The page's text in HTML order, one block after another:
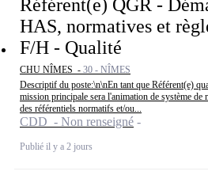
Référent(e) QGR -
HAS, normatives et
F/H - Qualité
CHU NÎMES - 30 - NÎMES
Descriptif du poste:\n\nEn tant que Référent(e)
mission principale sera l'animation de système de
des référentiels normatifs et/ou...
CDD - Non renseigné
Publié il y a 2 jours